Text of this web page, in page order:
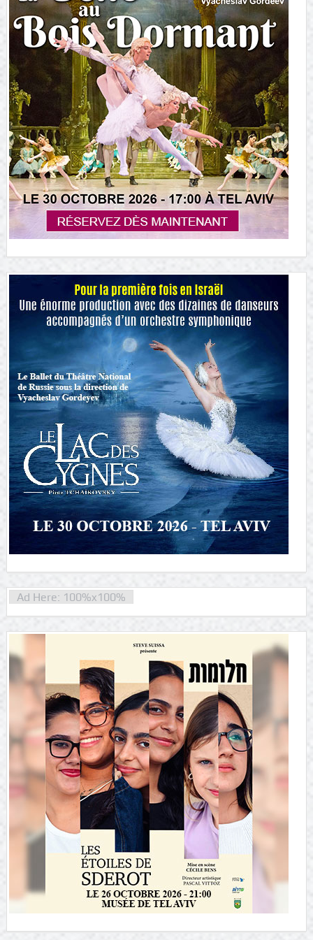
Ad Here: 100%x100%